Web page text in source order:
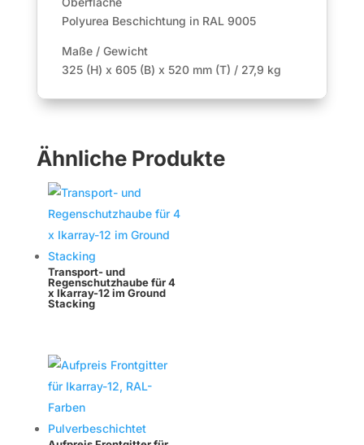
Polyurea Beschichtung in RAL 9005
Maße / Gewicht
325 (H) x 605 (B) x 520 mm (T) / 27,9 kg
Ähnliche Produkte
Transport- und
Regenschutzhaube für 4
x Ikarray-12 im Ground
Stacking